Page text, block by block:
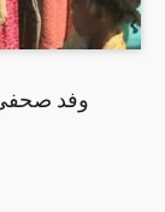
وفد صحفي